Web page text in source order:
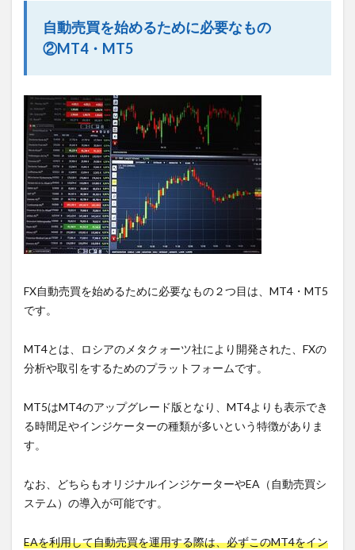
自動売買を始めるために必要なもの
②MT4・MT5
FX自動売買を始めるために必要なもの２つ目は、MT4・MT5
です。
MT4とは、ロシアのメタクォーツ社により開発された、FXの
分析や取引をするためのプラットフォームです。
MT5はMT4のアップグレード版となり、MT4よりも表示でき
る時間足やインジケーターの種類が多いという特徴がありま
す。
なお、どちらもオリジナルインジケーターやEA（自動売買シ
ステム）の導入が可能です。
EAを利用して自動売買を運用する際は、必ずこのMT4をイン